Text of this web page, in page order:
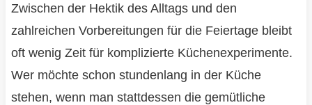
Zwischen der Hektik des Alltags und den
zahlreichen Vorbereitungen für die Feiertage bleibt
oft wenig Zeit für komplizierte Küchenexperimente.
Wer möchte schon stundenlang in der Küche
stehen, wenn man stattdessen die gemütliche